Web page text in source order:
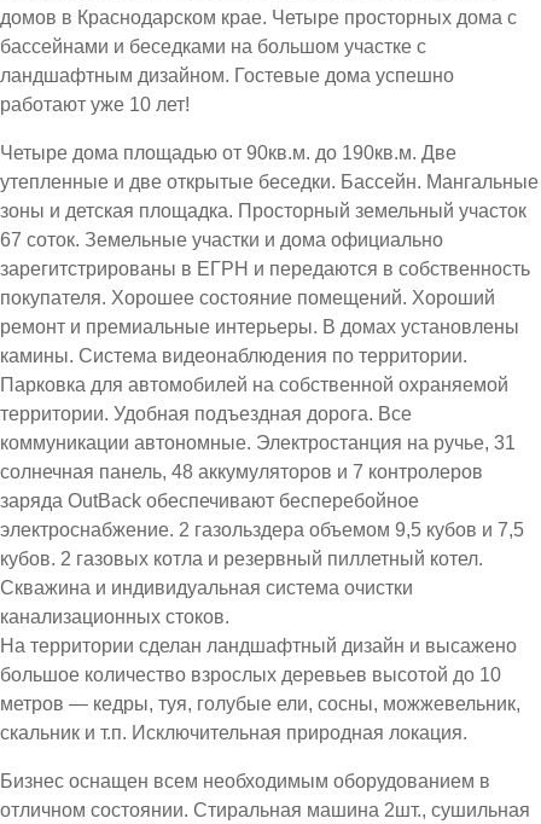
домов в Краснодарском крае. Четыре просторных дома с
бассейнами и беседками на большом участке с
ландшафтным дизайном. Гостевые дома успешно
работают уже 10 лет!
Четыре дома площадью от 90кв.м. до 190кв.м. Две
утепленные и две открытые беседки. Бассейн. Мангальные
зоны и детская площадка. Просторный земельный участок
67 соток. Земельные участки и дома официально
зарегитстрированы в ЕГРН и передаются в собственность
покупателя. Хорошее состояние помещений. Хороший
ремонт и премиальные интерьеры. В домах установлены
камины. Система видеонаблюдения по территории.
Парковка для автомобилей на собственной охраняемой
территории. Удобная подъездная дорога. Все
коммуникации автономные. Электростанция на ручье, 31
солнечная панель, 48 аккумуляторов и 7 контролеров
заряда OutBack обеспечивают бесперебойное
электроснабжение. 2 газольздера объемом 9,5 кубов и 7,5
кубов. 2 газовых котла и резервный пиллетный котел.
Скважина и индивидуальная система очистки
канализационных стоков.
На территории сделан ландшафтный дизайн и высажено
большое количество взрослых деревьев высотой до 10
метров — кедры, туя, голубые ели, сосны, можжевельник,
скальник и т.п. Исключительная природная локация.
Бизнес оснащен всем необходимым оборудованием в
отличном состоянии. Стиральная машина 2шт., сушильная